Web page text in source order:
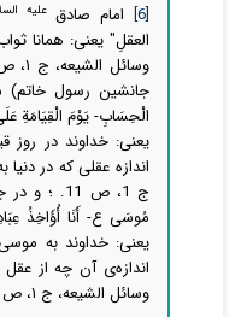
[6] امام صادقعلیه
العقلِ" یعنی: همانا
وسائل الشیعه، ج ۱، ص ۴۰. ؛ امام باقر
جانشین رسول خاتم)
الْحِسَابِ- يَوْمَ الْقِيَامَةِ
یعنی: خداوند در
اندازه عقلی که در دنیا
ج 1، ص 11.
مُوسَى ع- أَنَا أُؤَاخِذُ
یعنی: خداوند به
اندازه‌ی آن چه از عقل
وسائل الشیعه، ج ۱، ص ۴۱.